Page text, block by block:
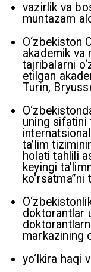
vazirlik va
muntazam
O‘zbekiston
akademik va
tajribalarni
etilgan
Turin,
uning sifatini
ta’lim
holati tahlili
keyingi
doktorantlar
markazining
yo‘lkira haqi